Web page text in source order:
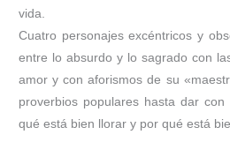
vida.
Cuatro personajes excéntricos y
entre lo absurdo y lo sagrado con
amor y con aforismos de su
proverbios populares hasta dar
qué está bien llorar y por qué está